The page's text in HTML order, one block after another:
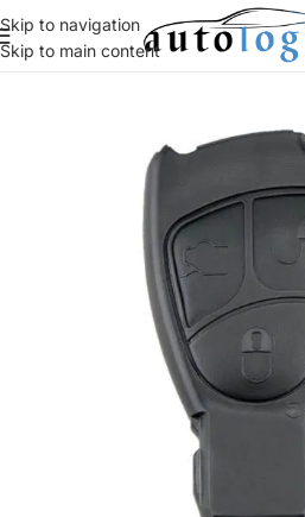
Skip to navigation
Skip to main content